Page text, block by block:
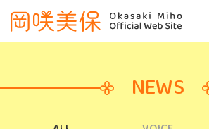
NEWS